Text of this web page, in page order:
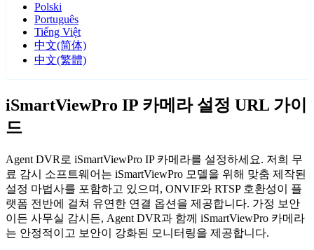
Polski
Português
Tiếng Việt
中文(简体)
中文(繁體)
iSmartViewPro IP 카메라 설정 URL 가이
드
Agent DVR로 iSmartViewPro IP 카메라를 설정하세요. 저희 무
료 감시 소프트웨어는 iSmartViewPro 모델을 위해 맞춤 제작된
설정 마법사를 포함하고 있으며, ONVIF와 RTSP 호환성이 플
랫폼 전반에 걸쳐 유연한 연결 옵션을 제공합니다. 가정 보안
이든 사무실 감시든, Agent DVR과 함께 iSmartViewPro 카메라
는 안정적이고 보안이 강화된 모니터링을 제공합니다.